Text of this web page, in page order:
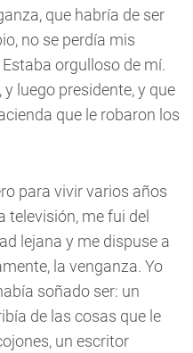
que habría de ser
no se perdía mis
orgulloso de mí.
luego presidente, y que
que le robaron los
para vivir varios años
televisión, me fui del
lejana y me dispuse a
la venganza. Yo
soñado ser: un
de las cosas que le
un escritor